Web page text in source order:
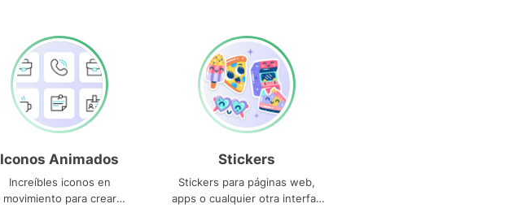
Iconos Animados
Increíbles iconos en
movimiento para crear
Stickers
Stickers para páginas web,
apps o cualquier otra interfaz